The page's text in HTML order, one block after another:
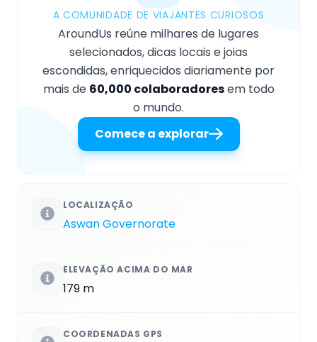
A COMUNIDADE DE VIAJANTES CURIOSOS
AroundUs reúne milhares de lugares
selecionados, dicas locais e joias
escondidas, enriquecidos diariamente por
mais de 60,000 colaboradoresem todo
o mundo.
Comece a explorar
LOCALIZAÇÃO
Aswan Governorate
ELEVAÇÃO ACIMA DO MAR
179 m
COORDENADAS GPS